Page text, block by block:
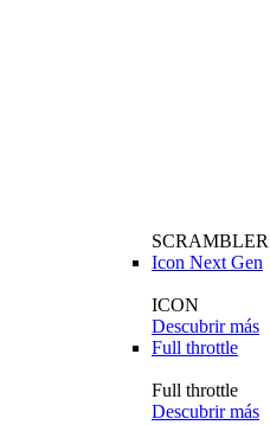
SCRAMBLER
Icon Next Gen
ICON
Descubrir más
Full throttle
Full throttle
Descubrir más